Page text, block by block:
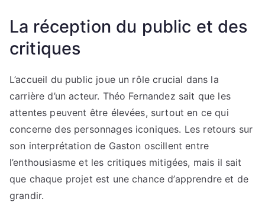
La réception du public et des
critiques
L’accueil du public joue un rôle crucial dans la
carrière d’un acteur. Théo Fernandez sait que les
attentes peuvent être élevées, surtout en ce qui
concerne des personnages iconiques. Les retours sur
son interprétation de Gaston oscillent entre
l’enthousiasme et les critiques mitigées, mais il sait
que chaque projet est une chance d’apprendre et de
grandir.